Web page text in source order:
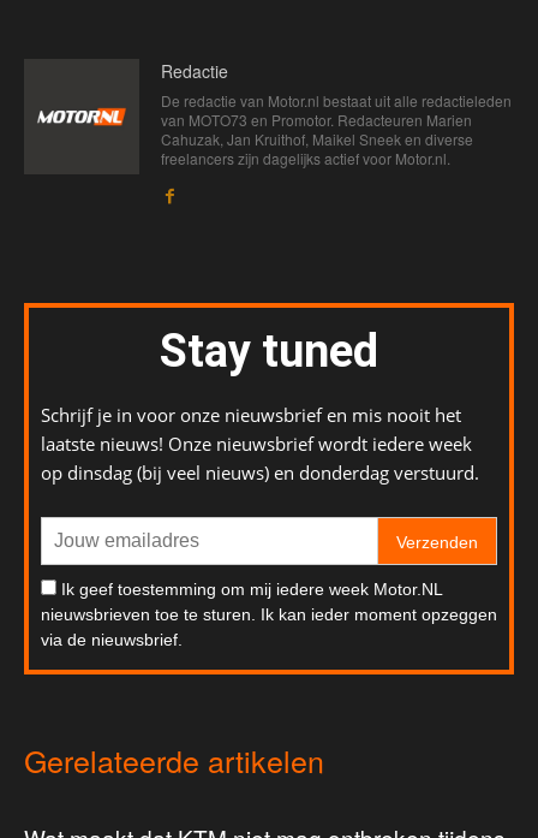
Redactie
De redactie van Motor.nl bestaat uit alle redactieleden
van MOTO73 en Promotor. Redacteuren Marien
Cahuzak, Jan Kruithof, Maikel Sneek en diverse
freelancers zijn dagelijks actief voor Motor.nl.
Stay tuned
Schrijf je in voor onze nieuwsbrief en mis nooit het
laatste nieuws! Onze nieuwsbrief wordt iedere week
op dinsdag (bij veel nieuws) en donderdag verstuurd.
Verzenden
Ik geef toestemming om mij iedere week Motor.NL
nieuwsbrieven toe te sturen. Ik kan ieder moment opzeggen
via de nieuwsbrief.
Gerelateerde artikelen